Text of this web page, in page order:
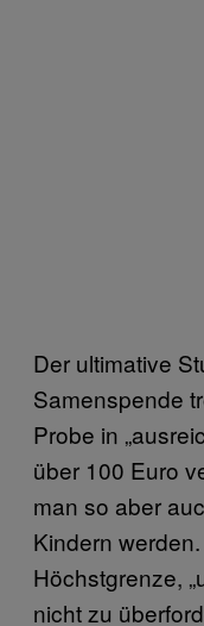
Der ultimative
Samenspende
Probe in
über 100 Euro
man so aber
Kindern
Höchstgrenze,
nicht zu